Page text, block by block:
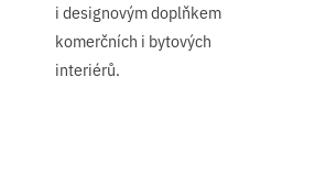
i designovým doplňkem
komerčních i bytových
interiérů.